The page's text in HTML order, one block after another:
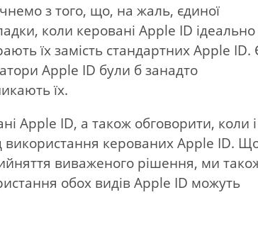
з того, що, на жаль, єдиної
коли керовані Apple ID ідеально
їх замість стандартних Apple ID.
Apple ID були б занадто
їх.
Apple ID, а також обговорити, коли і
використання керованих Apple ID.
виваженого рішення, ми
обох видів Apple ID можуть